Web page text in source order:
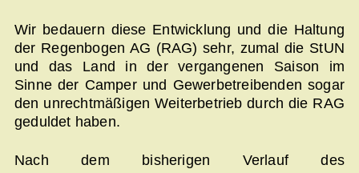
Wir bedauern diese Entwicklung und die Haltung
der Regenbogen AG (RAG) sehr, zumal die StUN
und das Land in der vergangenen Saison im
Sinne der Camper und Gewerbetreibenden sogar
den unrechtmäßigen Weiterbetrieb durch die RAG
geduldet haben.
Nach dem bisherigen Verlauf des